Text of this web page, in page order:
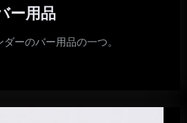
ー用品
ーのバー用品の一つ。